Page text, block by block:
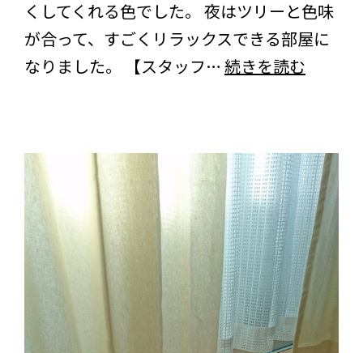
ま
い
た
だ
し
た
くしてくれる色でした。 夜はツリーと色味
が合って、すごくリラックスできる部屋に
なりました。 【スタッフ…続きを読む
に
お
住
ま
い
の
お
客